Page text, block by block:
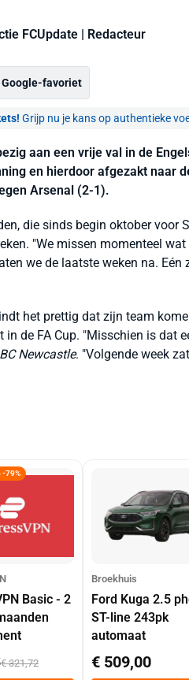
FCUpdate | Redacteur
Google-favoriet
Grijp nu je kans op authentieke
aan een vrije val in de
en hierdoor afgezakt naar
Arsenal (2-1).
die sinds begin oktober voor
"We missen momenteel
we de laatste weken na.
het prettig dat zijn team
in de FA Cup. "Misschien is dat
Newcastle. "Volgende week
-79%
Basic - 2
€ 321,72
Broekhuis
Ford Kuga 2.5
ST-line 243pk
automaat
€ 509,00